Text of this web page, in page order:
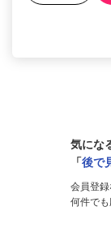
気にな
「後で
会員登録
何件でも